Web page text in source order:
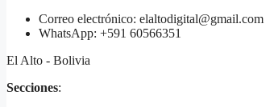
Correo electrónico: elaltodigital@gmail.com
WhatsApp: +591 60566351
El Alto - Bolivia
Secciones: